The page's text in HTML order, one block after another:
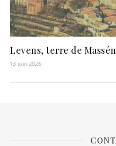
Levens, terre de
13 juin 2026